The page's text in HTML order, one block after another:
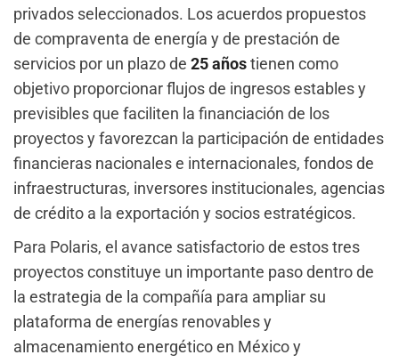
privados seleccionados. Los acuerdos propuestos
de compraventa de energía y de prestación de
servicios por un plazo de 25 añostienen como
objetivo proporcionar flujos de ingresos estables y
previsibles que faciliten la financiación de los
proyectos y favorezcan la participación de entidades
financieras nacionales e internacionales, fondos de
infraestructuras, inversores institucionales, agencias
de crédito a la exportación y socios estratégicos.
Para Polaris, el avance satisfactorio de estos tres
proyectos constituye un importante paso dentro de
la estrategia de la compañía para ampliar su
plataforma de energías renovables y
almacenamiento energético en México y